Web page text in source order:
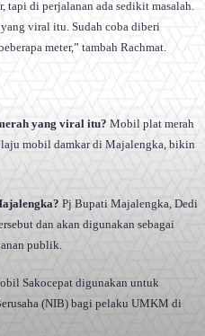
tapi di perjalanan ada sedikit masalah.
viral itu. Sudah coba diberi
meter,” tambah Rachmat.
yang viral itu? Mobil plat merah
mobil damkar di Majalengka, bikin
Pj Bupati Majalengka, Dedi
dan akan digunakan sebagai
publik.
Sakocepat digunakan untuk
(NIB) bagi pelaku UMKM di